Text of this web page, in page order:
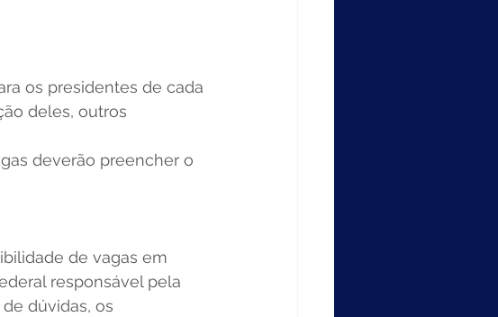
os presidentes de cada
deles, outros
deverão preencher o
de vagas em
responsável pela
dúvidas, os